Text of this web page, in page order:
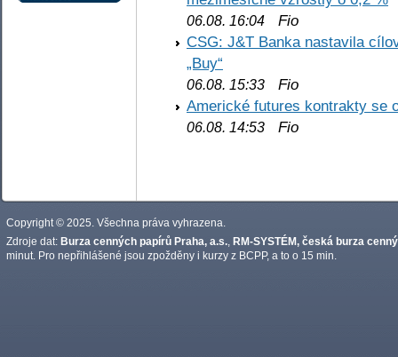
06.08. 16:04 Fio
CSG: J&T Banka nastavila
„Buy“
06.08. 15:33 Fio
Americké futures kontrakty se
06.08. 14:53 Fio
Copyright © 2025. Všechna práva vyhrazena.
Zdroje dat: Burza cenných papírů Praha, a.s. RM-SYSTÉM, česká burza
minut. Pro nepřihlášené jsou zpožděny i kurzy z BCPP, a to o 15 min.